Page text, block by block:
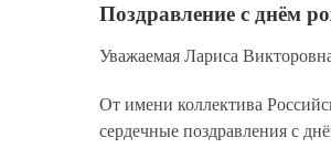
Поздравление с днём
Уважаемая Лариса
От имени коллектива
сердечные поздравления с